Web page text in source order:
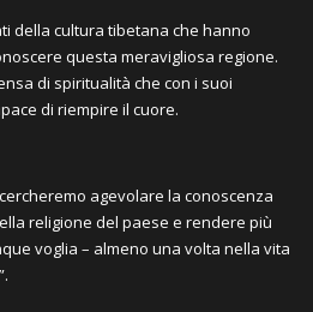
della cultura tibetana che hanno
questa meravigliosa regione.
di spiritualità che con i suoi
di riempire il cuore.
agevolare la conoscenza
religione del paese e rendere più
voglia – almeno una volta nella vita